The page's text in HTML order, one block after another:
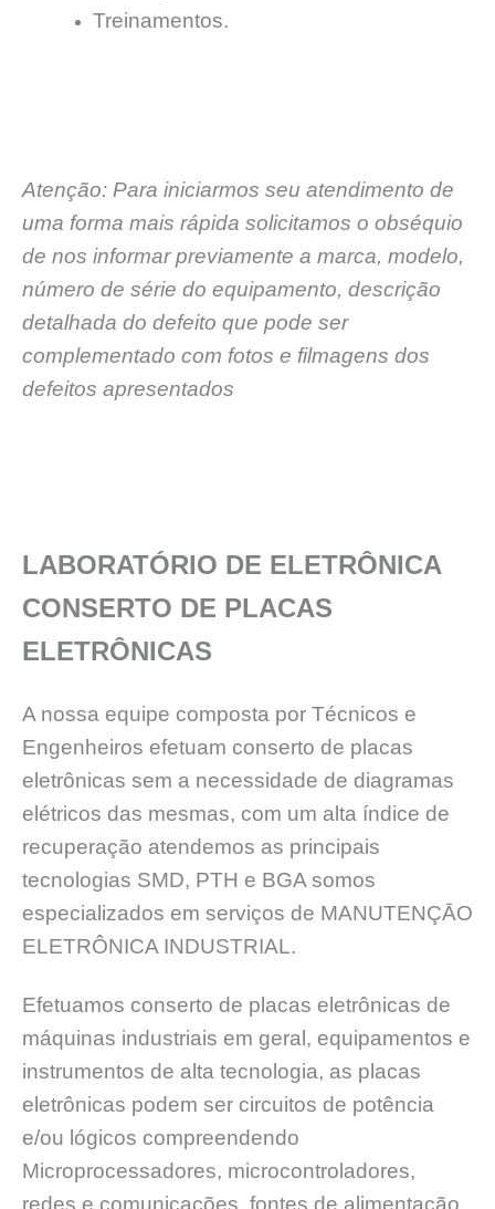
Treinamentos.
Atenção: Para iniciarmos seu atendimento de
uma forma mais rápida solicitamos o obséquio
de nos informar previamente a marca, modelo,
número de série do equipamento, descrição
detalhada do defeito que pode ser
complementado com fotos e filmagens dos
defeitos apresentados
LABORATÓRIO DE ELETRÔNICA
CONSERTO DE PLACAS
ELETRÔNICAS
A nossa equipe composta por Técnicos e
Engenheiros efetuam conserto de placas
eletrônicas sem a necessidade de diagramas
elétricos das mesmas, com um alta índice de
recuperação atendemos as principais
tecnologias SMD, PTH e BGA somos
especializados em serviços de MANUTENÇĀO
ELETRÔNICA INDUSTRIAL.
Efetuamos conserto de placas eletrônicas de
máquinas industriais em geral, equipamentos e
instrumentos de alta tecnologia, as placas
eletrônicas podem ser circuitos de potência
e/ou lógicos compreendendo
Microprocessadores, microcontroladores,
redes e comunicações, fontes de alimentação